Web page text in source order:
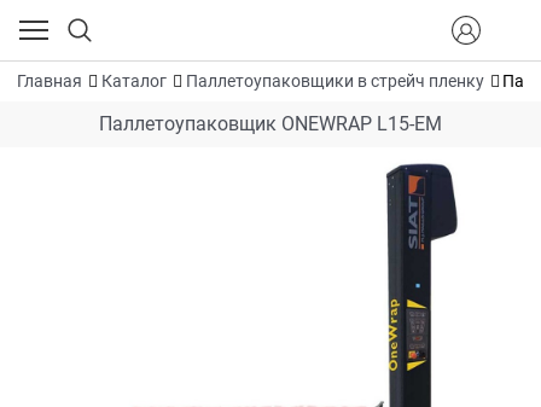
Главная Каталог Паллетоупаковщики в стрейч пленку
Паллетоупаковщик ONEWRAP L15-EM